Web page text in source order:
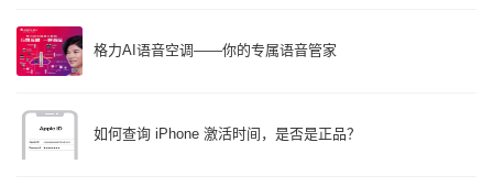
格力AI语音空调——你的专属语音管家
如何查询 iPhone 激活时间，是否是正品？